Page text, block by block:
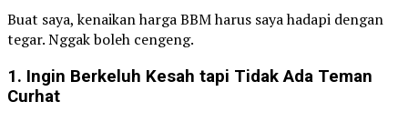
Buat saya, kenaikan harga BBM harus saya hadapi dengan
tegar. Nggak boleh cengeng.
1. Ingin Berkeluh Kesah tapi Tidak Ada Teman
Curhat